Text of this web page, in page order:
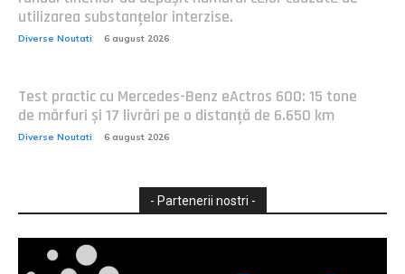
utilizarea substanțelor interzise.
Diverse Noutati 6 august 2026
Test practic cu Mercedes-Benz eActros 600: 15 tone
de mărfuri și 17 livrări pe o distanță de 6.650 km
Diverse Noutati 6 august 2026
- Partenerii nostri -